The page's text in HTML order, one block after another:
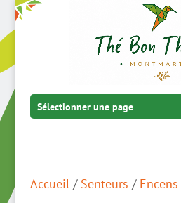
Sélectionner une page
Accueil/ Senteurs / Encens